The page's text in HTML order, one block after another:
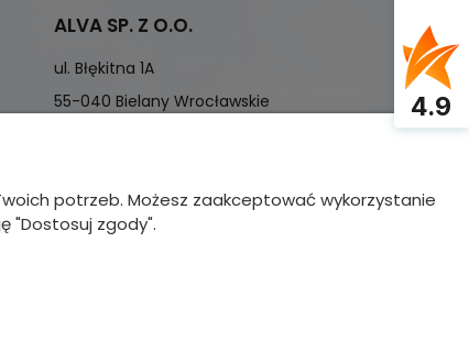
ALVA SP. Z O.O.
ul. Błękitna 1A
55-040 Bielany Wrocławskie
sklep@alva.com.pl
4.9
potrzeb. Możesz zaakceptować wykorzystanie
"Dostosuj zgody".